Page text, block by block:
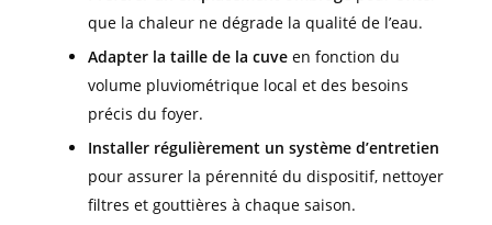
que la chaleur ne dégrade la qualité de l’eau.
Adapter la taille de la cuve en fonction du
volume pluviométrique local et des besoins
précis du foyer.
Installer régulièrement un système d’entretien
pour assurer la pérennité du dispositif, nettoyer
filtres et gouttières à chaque saison.